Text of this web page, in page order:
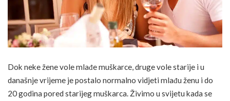
Dok neke žene vole mlađe muškarce, druge vole starije i u
današnje vrijeme je postalo normalno vidjeti mlađu ženu i do
20 godina pored starijeg muškarca. Živimo u svijetu kada se